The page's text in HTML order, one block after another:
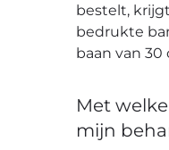
bestelt,
bedrukte
baan van 30
Met
mijn